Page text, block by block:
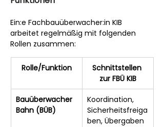
Ein:e Fachbauüberwacher:in KIB
arbeitet regelmäßig mit folgenden
Rollen zusammen:
Rolle/Funktion
Schnittstellen
zur FBÜ KIB
Bauüberwacher
Bahn (BÜB)
Koordination,
Sicherheitsfreiga
ben, Übergaben